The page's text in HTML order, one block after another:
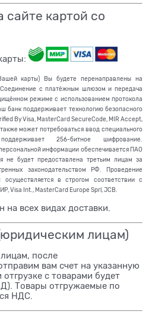
сайте картой со
карты) Вы будете перенаправлены на
с платёжным шлюзом и передача
режиме с использованием протокола
банк поддерживает технологию безопасного
By Visa, MasterCard SecureCode, MIR Accept,
может потребоваться ввод специального
256-битное шифрование.
информации обеспечивается ПАО
не будет предоставлена третьим лицам за
законодательством РФ. Проведение
в строгом соответствии с
Visa Int., MasterCard Europe Sprl, JCB.
всех видах доставки.
лицам)
после
вам счет на указанную
с товарами будет
Товары отгружаемые по
НДС.